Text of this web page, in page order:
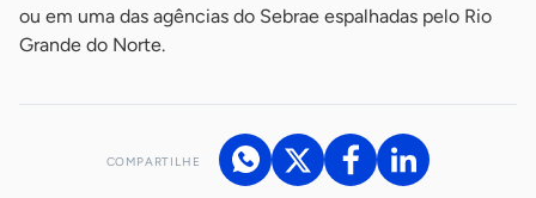
ou em uma das agências do Sebrae espalhadas pelo Rio
Grande do Norte.
COMPARTILHE